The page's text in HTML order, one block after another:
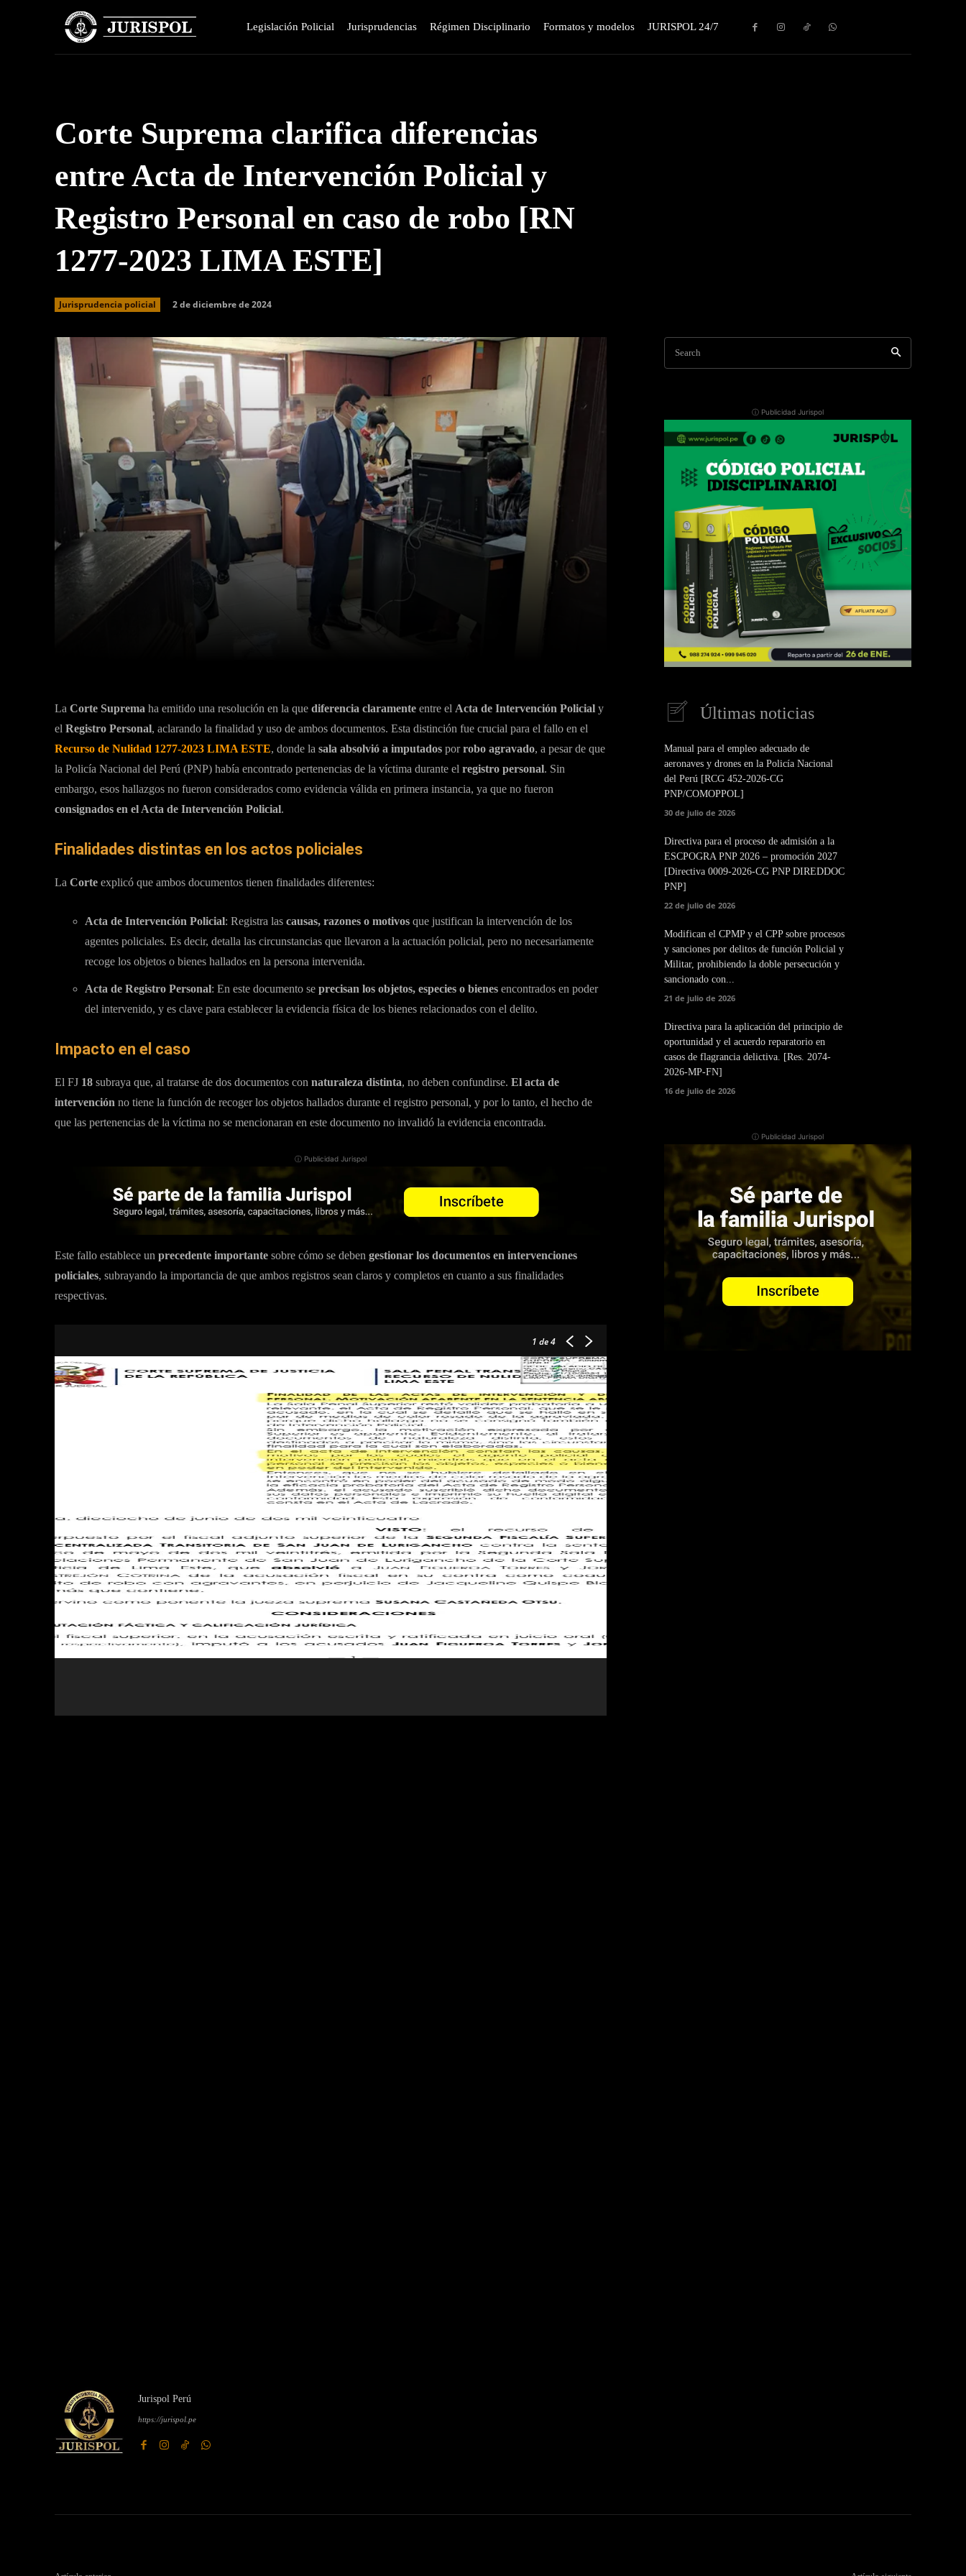
Legislación Policial Jurisprudencias Régimen Disciplinario Formatos y modelos JURISPOL 24/7
Corte Suprema clarifica diferencias
entre Acta de Intervención Policial y
Registro Personal en caso de robo [RN
1277-2023 LIMA ESTE]
Jurisprudencia policial 2 de diciembre de 2024
La Corte Suprema ha emitido una resolución en la que diferencia claramente entre el Acta de Intervención Policial y
el Registro Personal, aclarando la finalidad y uso de ambos documentos. Esta distinción fue crucial para el fallo en el
Recurso de Nulidad 1277-2023 LIMA ESTE, donde la sala absolvió a imputados porrobo agravado, a pesar de que
la Policía Nacional del Perú (PNP) había encontrado pertenencias de la víctima durante el registro personal. Sin
embargo, esos hallazgos no fueron considerados como evidencia válida en primera instancia, ya que no fueron
consignados en el Acta de Intervención Policial.
Finalidades distintas en los actos policiales
La Corte explicó que ambos documentos tienen finalidades diferentes:
Acta de Intervención Policial: Registra las causas, razones o motivos que justifican la intervención de los
agentes policiales. Es decir, detalla las circunstancias que llevaron a la actuación policial, pero no necesariamente
recoge los objetos o bienes hallados en la persona intervenida.
Acta de Registro Personal: En este documento se precisan los objetos, especies o bienes encontrados en poder
del intervenido, y es clave para establecer la evidencia física de los bienes relacionados con el delito.
Impacto en el caso
El FJ 18 subraya que, al tratarse de dos documentos con naturaleza distinta, no deben confundirse. El acta de
intervención no tiene la función de recoger los objetos hallados durante el registro personal, y por lo tanto, el hecho de
que las pertenencias de la víctima no se mencionaran en este documento no invalidó la evidencia encontrada.
ⓘ Publicidad Jurispol
Este fallo establece un precedente importante sobre cómo se deben gestionar los documentos en intervenciones
policiales, subrayando la importancia de que ambos registros sean claros y completos en cuanto a sus finalidades
respectivas.
1 de 4
Jurispol Perú
https://jurispol.pe
Search
ⓘ Publicidad Jurispol
Últimas noticias
Manual para el empleo adecuado de
aeronaves y drones en la Policía Nacional
del Perú [RCG 452-2026-CG
PNP/COMOPPOL]
30 de julio de 2026
Directiva para el proceso de admisión a la
ESCPOGRA PNP 2026 – promoción 2027
[Directiva 0009-2026-CG PNP DIREDDOC
PNP]
22 de julio de 2026
Modifican el CPMP y el CPP sobre procesos
y sanciones por delitos de función Policial y
Militar, prohibiendo la doble persecución y
sancionado con...
21 de julio de 2026
Directiva para la aplicación del principio de
oportunidad y el acuerdo reparatorio en
casos de flagrancia delictiva. [Res. 2074-
2026-MP-FN]
16 de julio de 2026
ⓘ Publicidad Jurispol